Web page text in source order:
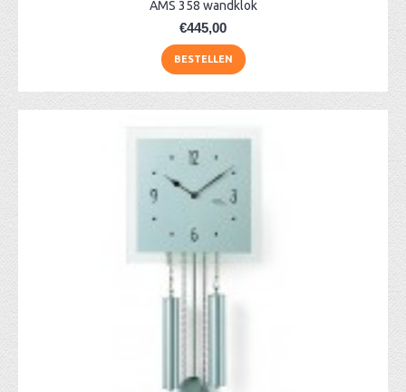
AMS 358 wandklok
€445,00
BESTELLEN